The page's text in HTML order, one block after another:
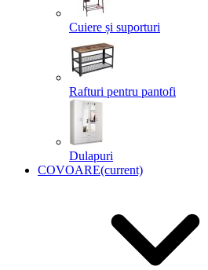
Cuiere și suporturi
Rafturi pentru pantofi
Dulapuri
COVOARE(current)